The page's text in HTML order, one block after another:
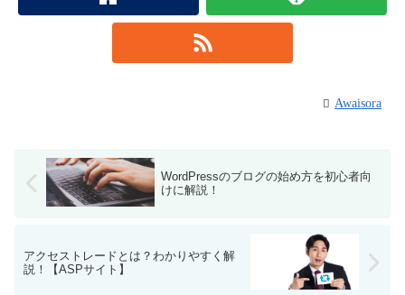
Awaisora
WordPressのブログの始め方を初心者向
けに解説！
アクセストレードとは？わかりやすく解
説！【ASPサイト】